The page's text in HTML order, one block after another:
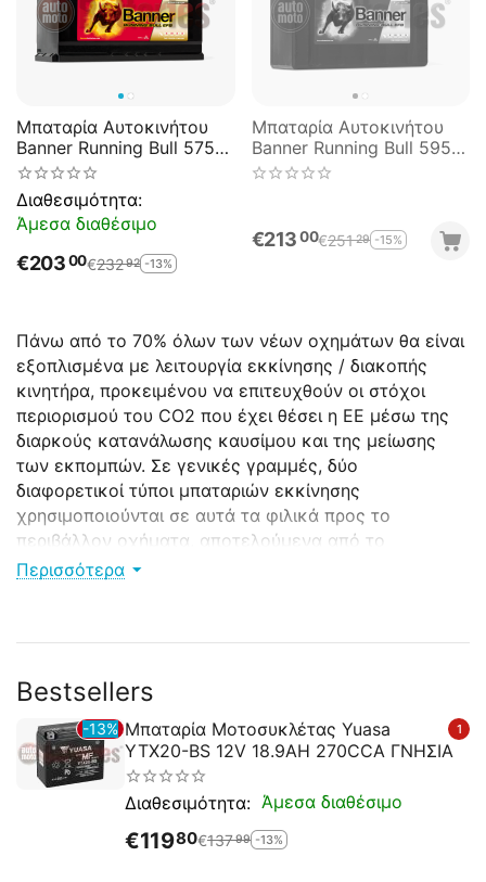
Πάνω από το 70% όλων των νέων οχημάτων θα είναι
εξοπλισμένα με λειτουργία εκκίνησης / διακοπής
κινητήρα, προκειμένου να επιτευχθούν οι στόχοι
περιορισμού του CO2 που έχει θέσει η ΕΕ μέσω της
διαρκούς κατανάλωσης καυσίμου και της μείωσης
των εκπομπών. Σε γενικές γραμμές, δύο
διαφορετικοί τύποι μπαταριών εκκίνησης
χρησιμοποιούνται σε αυτά τα φιλικά προς το
περιβάλλον οχήματα, αποτελούμενα από το
απορροφητικό γυαλί (AGM) και τα συστήματα
βαθμό από την εξοικονόμηση καυσίμου και CO2 που
Περισσότερα
Μπαταρία Αυτοκινήτου
Banner Running Bull 57512
Start Stop EFB 75AH
730EN Εκκίνησης
Διαθεσιμότητα:
Άμεσα διαθέσιμο
€20300€23292 -13%
Μπαταρία Αυτοκινήτου
Banner Running Bull 59515
Start Stop EFB 95AH
€21300€25129 -15%
Bestsellers
13% 1
Μπαταρία Μοτοσυκλέτας Yuasa
YTX20-BS 12V 18.9AH 270CCA ΓΝΗΣΙΑ
Διαθεσιμότητα: Άμεσα διαθέσιμο
€11980€13799 -13%